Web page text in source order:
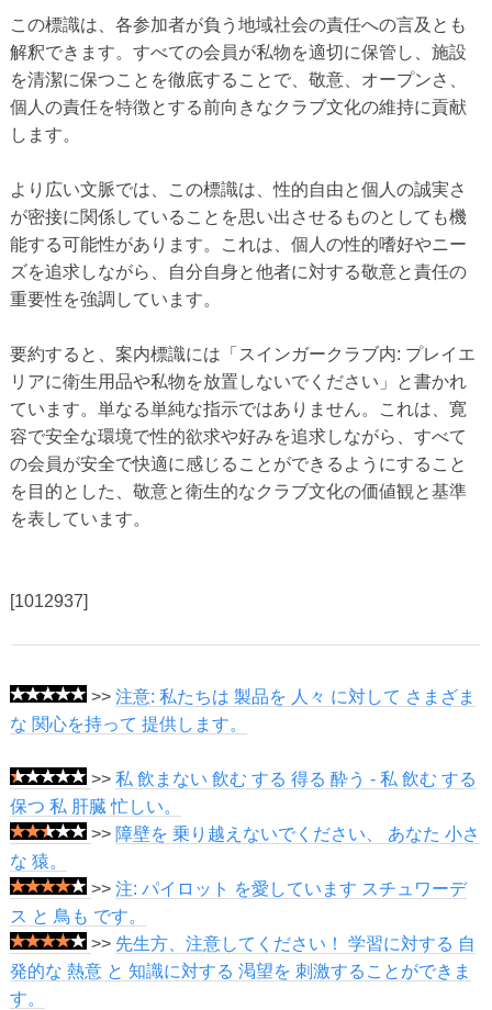
この標識は、各参加者が負う地域社会の責任への言及とも
解釈できます。すべての会員が私物を適切に保管し、施設
を清潔に保つことを徹底することで、敬意、オープンさ、
個人の責任を特徴とする前向きなクラブ文化の維持に貢献
します。
より広い文脈では、この標識は、性的自由と個人の誠実さ
が密接に関係していることを思い出させるものとしても機
能する可能性があります。これは、個人の性的嗜好やニー
ズを追求しながら、自分自身と他者に対する敬意と責任の
重要性を強調しています。
要約すると、案内標識には「スインガークラブ内: プレイエ
リアに衛生用品や私物を放置しないでください」と書かれ
ています。単なる単純な指示ではありません。これは、寛
容で安全な環境で性的欲求や好みを追求しながら、すべて
の会員が安全で快適に感じることができるようにすること
を目的とした、敬意と衛生的なクラブ文化の価値観と基準
を表しています。
[1012937]
>> 注意: 私たちは 製品を 人々 に対して さまざま
な 関心を持って 提供します。
>> 私 飲まない 飲む する 得る 酔う - 私 飲む する
保つ 私 肝臓 忙しい。
>> 障壁を 乗り越えないでください、 あなた 小さ
な 猿。
>> 注: パイロット を愛しています スチュワーデ
ス と 鳥も です。
>> 先生方、注意してください！ 学習に対する 自
発的な 熱意 と 知識に対する 渇望を 刺激することができま
す。